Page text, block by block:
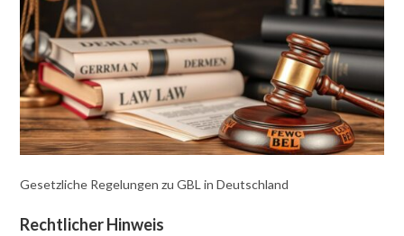
Gesetzliche Regelungen zu GBL in Deutschland
Rechtlicher Hinweis